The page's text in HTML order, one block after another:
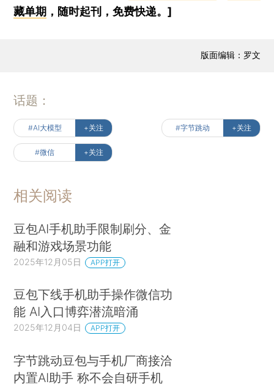
藏单期 ，随时起刊，免费快递。]
版面编辑：罗文
话题：
#AI大模型 +关注 #字节跳动 +关注
#微信 +关注
相关阅读
豆包AI手机助手限制刷分、金
融和游戏场景功能
2025年12月05日 APP打开
豆包下线手机助手操作微信功
能 AI入口博弈潜流暗涌
2025年12月04日 APP打开
字节跳动豆包与手机厂商接洽
内置AI助手 称不会自研手机